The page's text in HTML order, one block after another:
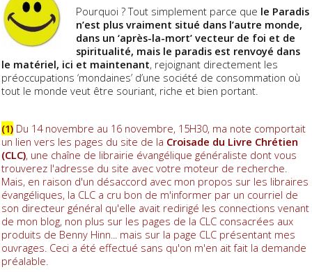
Pourquoi ? Tout simplement parce que le Paradis
n’est plus vraiment situé dans l’autre monde,
dans un ‘après-la-mort’ vecteur de foi et de
spiritualité, mais le paradis est renvoyé dans
le matériel, ici et maintenant, rejoignant directement les
préoccupations ‘mondaines’ d’une société de consommation où
tout le monde veut être souriant, riche et bien portant.
(1) Du 14 novembre au 16 novembre, 15H30, ma note comportait
un lien vers les pages du site de la Croisade du Livre Chrétien
(CLC), une chaîne de librairie évangélique généraliste dont vous
trouverez l'adresse du site avec votre moteur de recherche.
Mais, en raison d'un désaccord avec mon propos sur les libraires
évangéliques, la CLC a cru bon de m'informer par un courriel de
son directeur général qu'elle avait redirigé les connections venant
de mon blog, non plus sur les pages de la CLC consacrées aux
produits de Benny Hinn... mais sur la page CLC présentant mes
ouvrages. Ceci a été effectué sans qu'on m'en ait fait la demande
préalable.